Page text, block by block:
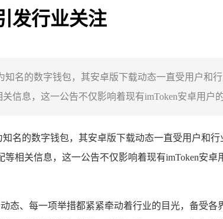
发行业关注
名的数字钱包，其安卓版下载动态一直受用户和
信息，这一公告不仅影响着现有imToken安卓用户
名的数字钱包，其安卓版下载动态一直受用户和
相关信息，这一公告不仅影响着现有imToken安
、每一项举措都紧紧牵动着行业的目光，备受各